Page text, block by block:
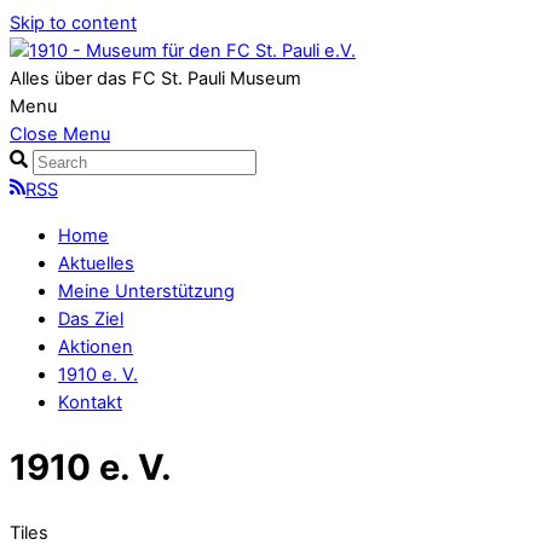
Skip to content
Alles über das FC St. Pauli Museum
Menu
Close Menu
RSS
Home
Aktuelles
Meine Unterstützung
Das Ziel
Aktionen
1910 e. V.
Kontakt
1910 e. V.
Tiles